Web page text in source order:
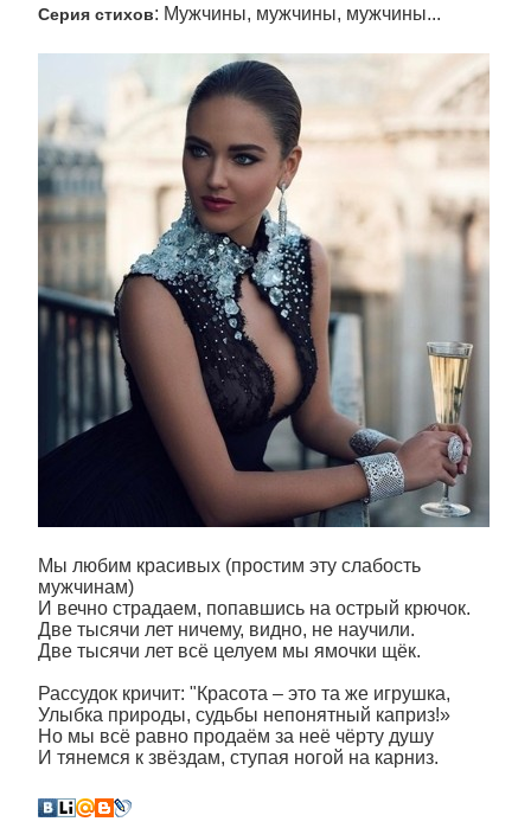
Серия стихов: Мужчины, мужчины, мужчины...
Мы любим красивых (простим эту слабость
мужчинам)
И вечно страдаем, попавшись на острый крючок.
Две тысячи лет ничему, видно, не научили.
Две тысячи лет всё целуем мы ямочки щёк.
Рассудок кричит: "Красота – это та же игрушка,
Улыбка природы, судьбы непонятный каприз!»
Но мы всё равно продаём за неё чёрту душу
И тянемся к звёздам, ступая ногой на карниз.